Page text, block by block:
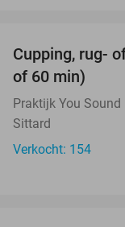
Cupping, rug-
of 60 min)
Praktijk You Sound
Sittard
Verkocht: 154